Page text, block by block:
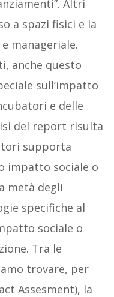
Altri
a spazi fisici e la
manageriale.
anche questo
sull’impatto
e delle
del report risulta
supporta
impatto sociale o
metà degli
specifiche al
sociale o
Tra le
trovare, per
Assesment), la